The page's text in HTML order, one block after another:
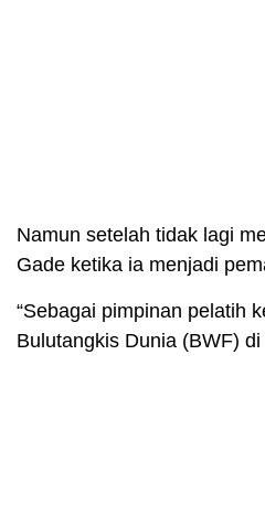
Namun setelah tidak lagi
Gade ketika ia menjadi
“Sebagai pimpinan pelatih
Bulutangkis Dunia (BWF)